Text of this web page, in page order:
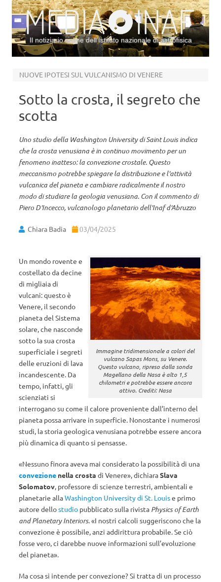
Il notiziario online dell’Istituto nazionale di astrofisica
NUOVE IPOTESI SUL VULCANISMO DI VENERE
Sotto la crosta, il segreto che
scotta
Uno studio della Washington University di Saint Louis indica
che la crosta venusiana è in continuo movimento per un
fenomeno inatteso: la convezione crostale. Questo
meccanismo potrebbe spiegare la distribuzione e l'attività
vulcanica del pianeta e cambiare radicalmente il nostro
modo di studiare la geologia venusiana. Con il commento di
Piero D'Incecco, vulcanologo planetario dell'Inaf d'Abruzzo
Chiara Badia 03/04/2025
Immagine tridimensionale a colori del
vulcano Sapas Mons, su Venere.
Questo vulcano, ripreso dalla sonda
Magellano della Nasa è alto 1,5
chilometri e potrebbe essere ancora
attivo. Crediti: Nasa
Un mondo rovente e
costellato da decine
di migliaia di
vulcani: questo è
Venere, il secondo
pianeta del Sistema
solare, che nasconde
sotto la sua crosta
superficiale i segreti
delle eruzioni di lava
incandescente. Da
tempo, infatti, gli
scienziati si
interrogano su come il calore proveniente dall’interno del
pianeta possa arrivare in superficie. Nonostante i numerosi
studi, la storia geologica venusiana potrebbe essere ancora
più dinamica di quanto si pensasse.
«Nessuno finora aveva mai considerato la possibilità di una
convezione nella crosta di Venere», dichiaraSlava
Solomatov, professore di scienze terrestri, ambientali e
planetarie allaWashington University di St. Louise primo
autore dellostudio pubblicato sulla rivista Physics of Earth
and Planetary Interiors. «I nostri calcoli suggeriscono che la
convezione è possibile, anzi addirittura probabile. Se ciò
fosse vero, ci darebbe nuove informazioni sull’evoluzione
del pianeta».
Ma cosa si intende perconvezione? Si tratta di un processo